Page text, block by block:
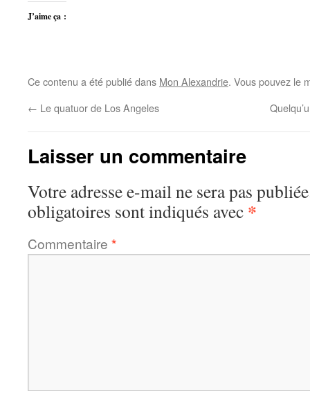
J’aime ça :
Ce contenu a été publié dans Mon Alexandrie. Vous pouvez le
← Le quatuor de Los Angeles
Laisser un commentaire
Votre adresse e-mail ne sera pas
obligatoires sont indiqués avec *
Commentaire *